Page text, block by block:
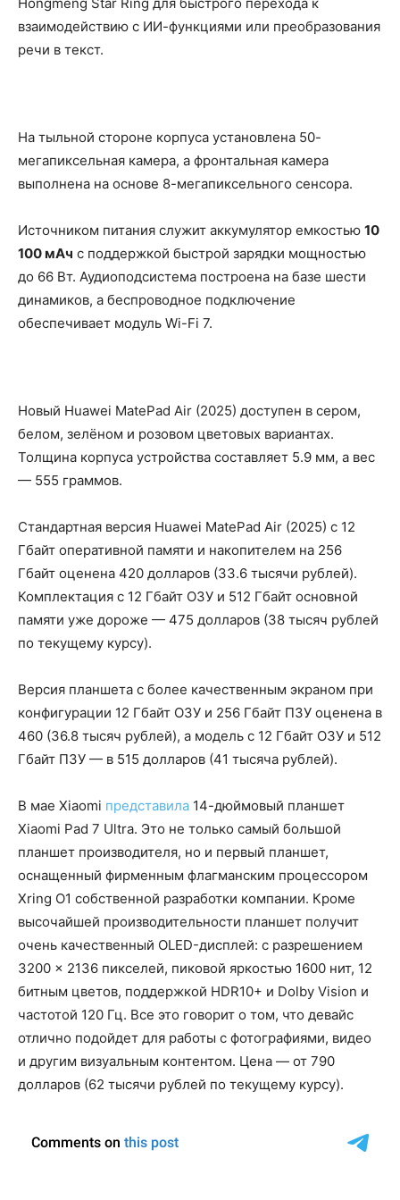
взаимодействию с ИИ-функциями или преобразования
речи в текст.
На тыльной стороне корпуса установлена 50-
мегапиксельная камера, а фронтальная камера
выполнена на основе 8-мегапиксельного сенсора.
Источником питания служит аккумулятор емкостью 10
100 мАч с поддержкой быстрой зарядки мощностью
до 66 Вт. Аудиоподсистема построена на базе шести
динамиков, а беспроводное подключение
обеспечивает модуль Wi-Fi 7.
Новый Huawei MatePad Air (2025) доступен в сером,
белом, зелёном и розовом цветовых вариантах.
Толщина корпуса устройства составляет 5.9 мм, а вес
— 555 граммов.
Стандартная версия Huawei MatePad Air (2025) с 12
Гбайт оперативной памяти и накопителем на 256
Гбайт оценена 420 долларов (33.6 тысячи рублей).
Комплектация с 12 Гбайт ОЗУ и 512 Гбайт основной
памяти уже дороже — 475 долларов (38 тысяч рублей
по текущему курсу).
Версия планшета с более качественным экраном при
конфигурации 12 Гбайт ОЗУ и 256 Гбайт ПЗУ оценена в
460 (36.8 тысяч рублей), а модель с 12 Гбайт ОЗУ и 512
Гбайт ПЗУ — в 515 долларов (41 тысяча рублей).
В мае Xiaomi представила 14-дюймовый планшет
Xiaomi Pad 7 Ultra. Это не только самый большой
планшет производителя, но и первый планшет,
оснащенный фирменным флагманским процессором
Xring O1 собственной разработки компании. Кроме
высочайшей производительности планшет получит
очень качественный OLED-дисплей: с разрешением
3200 × 2136 пикселей, пиковой яркостью 1600 нит, 12
битным цветов, поддержкой HDR10+ и Dolby Vision и
частотой 120 Гц. Все это говорит о том, что девайс
отлично подойдет для работы с фотографиями, видео
и другим визуальным контентом. Цена — от 790
долларов (62 тысячи рублей по текущему курсу).